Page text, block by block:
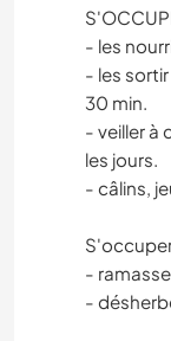
- les
- les
30 min.
- veiller à
les jours.
- câlins,
-
-